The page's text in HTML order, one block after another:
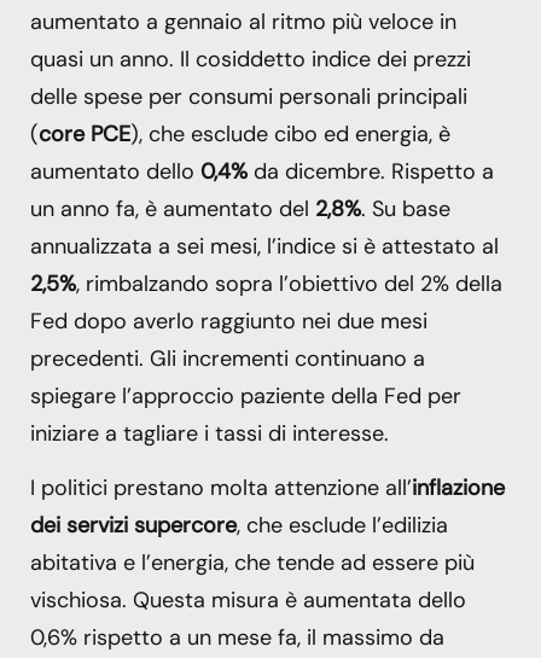
aumentato a gennaio al ritmo più veloce in
quasi un anno. Il cosiddetto indice dei prezzi
delle spese per consumi personali principali
(core PCE), che esclude cibo ed energia, è
aumentato dello 0,4% da dicembre. Rispetto a
un anno fa, è aumentato del 2,8%. Su base
annualizzata a sei mesi, l’indice si è attestato al
2,5%, rimbalzando sopra l’obiettivo del 2% della
Fed dopo averlo raggiunto nei due mesi
precedenti. Gli incrementi continuano a
spiegare l’approccio paziente della Fed per
iniziare a tagliare i tassi di interesse.
I politici prestano molta attenzione all’inflazione
dei servizi supercore, che esclude l’edilizia
abitativa e l’energia, che tende ad essere più
vischiosa. Questa misura è aumentata dello
0,6% rispetto a un mese fa, il massimo da